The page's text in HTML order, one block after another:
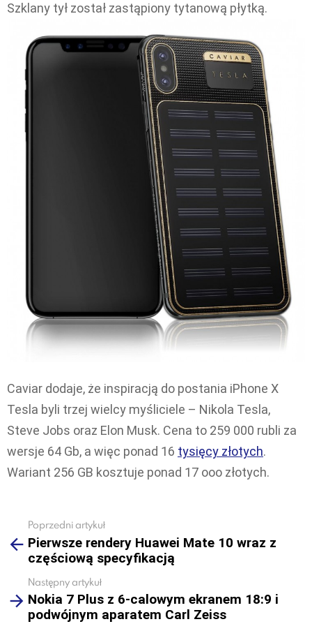
Szklany tył został zastąpiony tytanową płytką.
Caviar dodaje, że inspiracją do postania iPhone X
Tesla byli trzej wielcy myśliciele – Nikola Tesla,
Steve Jobs oraz Elon Musk. Cena to 259 000 rubli za
wersje 64 Gb, a więc ponad 16 tysięcy złotych.
Wariant 256 GB kosztuje ponad 17 ooo złotych.
more
Poprzedni artykuł
Pierwsze rendery Huawei Mate 10 wraz z
częściową specyfikacją
Następny artykuł
Nokia 7 Plus z 6-calowym ekranem 18:9 i
podwójnym aparatem Carl Zeiss